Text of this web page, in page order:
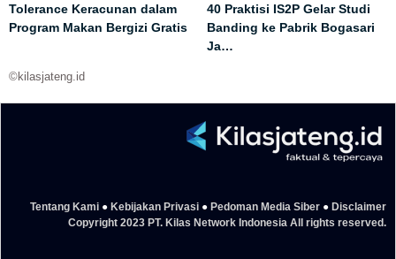
Tolerance Keracunan dalam
Program Makan Bergizi Gratis
40 Praktisi IS2P Gelar Studi
Banding ke Pabrik Bogasari
Ja…
©kilasjateng.id
Tentang Kami ● Kebijakan Privasi ● Pedoman Media Siber ● Disclaimer
Copyright 2023 PT. Kilas Network Indonesia All rights reserved.